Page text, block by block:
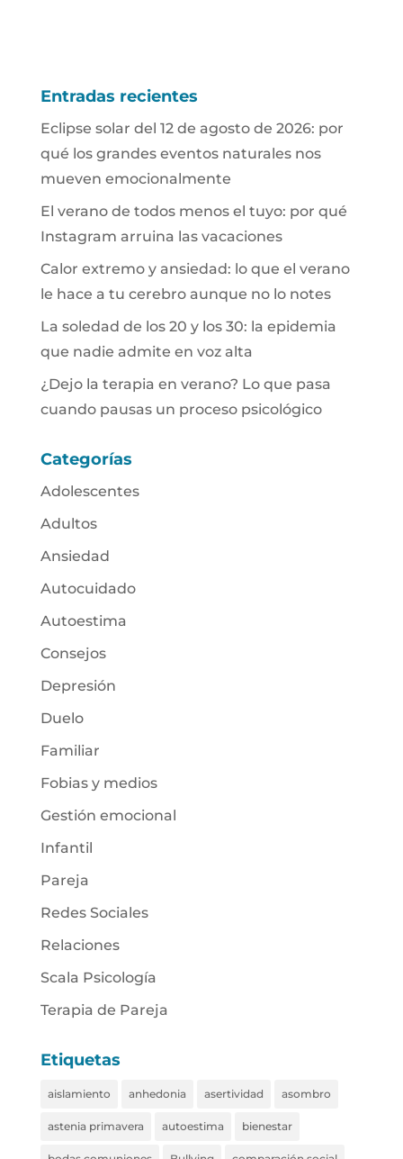
Entradas recientes
Eclipse solar del 12 de agosto de 2026: por
qué los grandes eventos naturales nos
mueven emocionalmente
El verano de todos menos el tuyo: por qué
Instagram arruina las vacaciones
Calor extremo y ansiedad: lo que el verano
le hace a tu cerebro aunque no lo notes
La soledad de los 20 y los 30: la epidemia
que nadie admite en voz alta
¿Dejo la terapia en verano? Lo que pasa
cuando pausas un proceso psicológico
Categorías
Adolescentes
Adultos
Ansiedad
Autocuidado
Autoestima
Consejos
Depresión
Duelo
Familiar
Fobias y medios
Gestión emocional
Infantil
Pareja
Redes Sociales
Relaciones
Scala Psicología
Terapia de Pareja
Etiquetas
aislamiento anhedonia asertividad asombro
astenia primavera autoestima bienestar